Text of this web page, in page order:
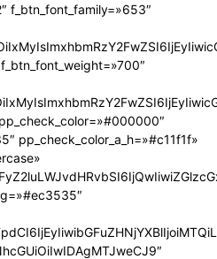
f_btn_font_family=»653″
pp_check_color_a_h=»#c11f1f»